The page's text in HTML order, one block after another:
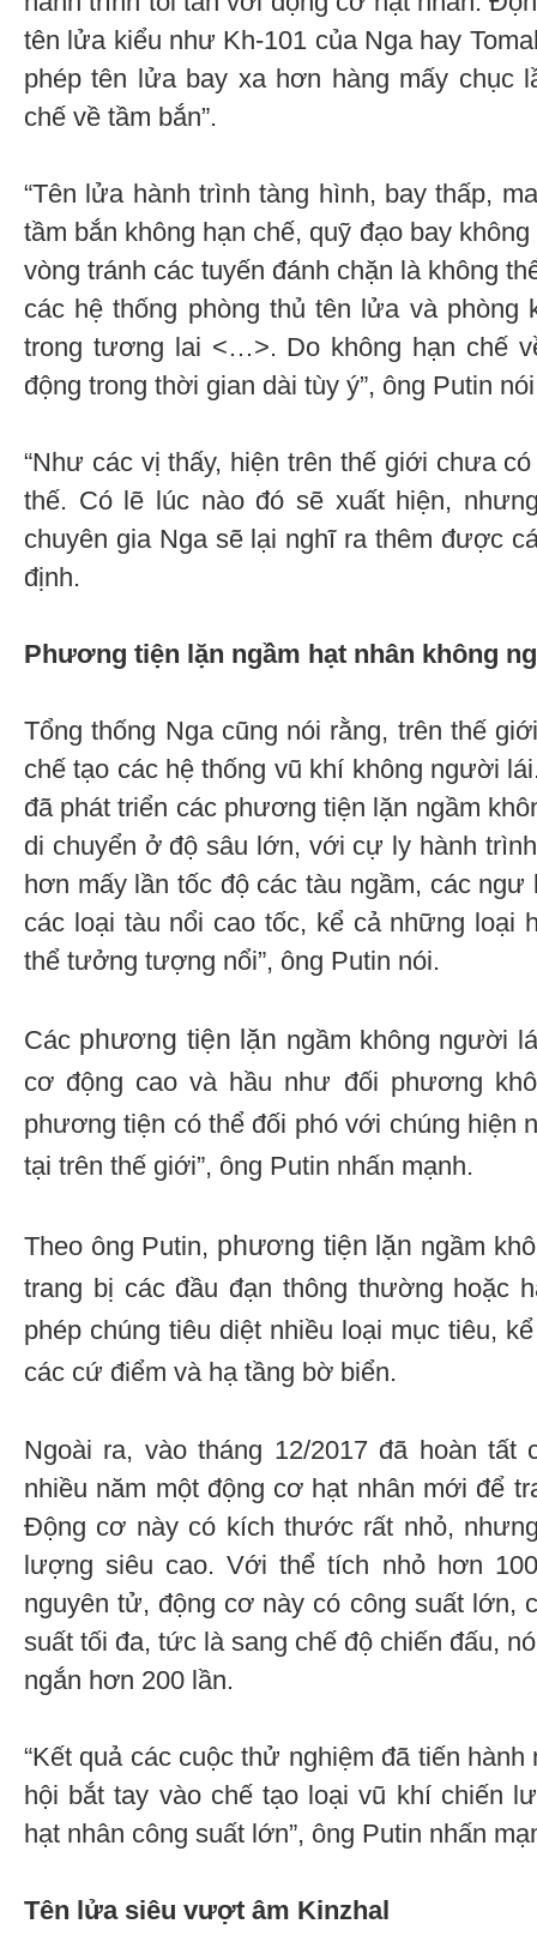
tên lửa kiểu như Kh-101 của Nga hay
phép tên lửa bay xa hơn hàng mấy chục
chế về tầm bắn”.
“Tên lửa hành trình tàng hình, bay thấp,
tầm bắn không hạn chế, quỹ đạo bay
vòng tránh các tuyến đánh chặn là không
các hệ thống phòng thủ tên lửa và phòng
trong tương lai <…>. Do không hạn chế
động trong thời gian dài tùy ý”, ông Putin
“Như các vị thấy, hiện trên thế giới chưa
thế. Có lẽ lúc nào đó sẽ xuất hiện,
chuyên gia Nga sẽ lại nghĩ ra thêm được
định.
Phương tiện lặn ngầm hạt nhân không
Tổng thống Nga cũng nói rằng, trên thế
chế tạo các hệ thống vũ khí không người
đã phát triển các phương tiện lặn ngầm
di chuyển ở độ sâu lớn, với cự ly hành
hơn mấy lần tốc độ các tàu ngầm, các ngư
các loại tàu nổi cao tốc, kể cả những loại
thể tưởng tượng nổi”, ông Putin nói.
Các phương tiện lặn ngầm không người
cơ động cao và hầu như đối phương
phương tiện có thể đối phó với chúng hiện
tại trên thế giới”, ông Putin nhấn mạnh.
Theo ông Putin, phương tiện lặn ngầm
trang bị các đầu đạn thông thường hoặc
phép chúng tiêu diệt nhiều loại mục tiêu,
các cứ điểm và hạ tầng bờ biển.
Ngoài ra, vào tháng 12/2017 đã hoàn tất
nhiều năm một động cơ hạt nhân mới để
Động cơ này có kích thước rất nhỏ,
lượng siêu cao. Với thể tích nhỏ hơn
nguyên tử, động cơ này có công suất lớn,
suất tối đa, tức là sang chế độ chiến đấu,
ngắn hơn 200 lần.
“Kết quả các cuộc thử nghiệm đã tiến
hội bắt tay vào chế tạo loại vũ khí chiến
hạt nhân công suất lớn”, ông Putin nhấn
Tên lửa siêu vượt âm Kinzhal